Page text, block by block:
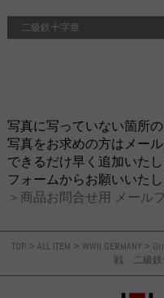
TOP > ALL ITEM > WWII GERMANY >
戦 二級鉄
二級鉄十字章
写真に写っていない箇所
写真をお求めの方はメー
できるだけ早く追加いた
フォームからお願いいたし
＞商品お問合せ用 メール